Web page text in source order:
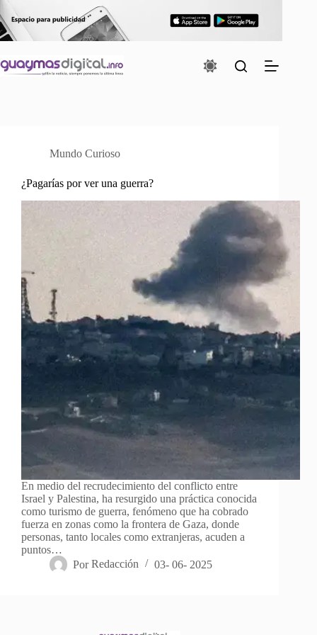
al
contenido
Mundo Curioso
¿Pagarías por ver una guerra?
En medio del recrudecimiento del conflicto entre
Israel y Palestina, ha resurgido una práctica conocida
como turismo de guerra, fenómeno que ha cobrado
fuerza en zonas como la frontera de Gaza, donde
personas, tanto locales como extranjeras, acuden a
puntos…
Por Redacción 03- 06- 2025